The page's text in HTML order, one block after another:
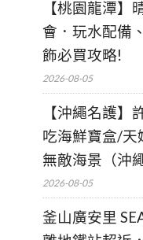
【桃園龍潭】
會．玩水配備
飾必買攻略!
2026-08-05
【沖繩名護】
吃海鮮寶盒/天
無敵海景（沖
2026-08-05
釜山廣安里